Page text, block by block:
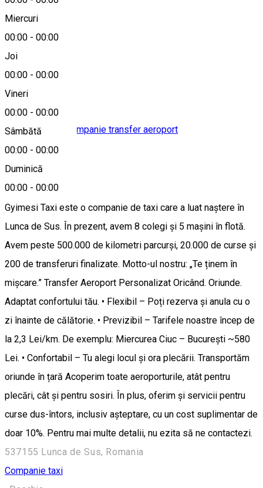
Miercuri
00:00 - 00:00
Joi
00:00 - 00:00
Vineri
00:00 - 00:00
Sâmbătă
00:00 - 00:00
Duminică
00:00 - 00:00
Zoli Taxi
Localitate
Gheorgheni
Alte sugestii
Companie taxi
Companie transfer aeroport
Deschis
Gyimesi Taxi este o companie de taxi care a luat naștere în
Lunca de Sus. În prezent, avem 8 colegi și 5 mașini în flotă.
Avem peste 500.000 de kilometri parcurși, 20.000 de curse și
200 de transferuri finalizate. Motto-ul nostru: „Te ținem în
mișcare.” Transfer Aeroport Personalizat Oricând. Oriunde.
Adaptat confortului tău. • Flexibil – Poți rezerva și anula cu o
zi înainte de călătorie. • Previzibil – Tarifele noastre încep de
la 2,3 Lei/km. De exemplu: Miercurea Ciuc – București ~580
Lei. • Confortabil – Tu alegi locul și ora plecării. Transportăm
oriunde în țară Acoperim toate aeroporturile, atât pentru
plecări, cât și pentru sosiri. În plus, oferim și servicii pentru
curse dus-întors, inclusiv așteptare, cu un cost suplimentar de
doar 10%. Pentru mai multe detalii, nu ezita să ne contactezi.
537155 Lunca de Sus, Romania
Companie taxi